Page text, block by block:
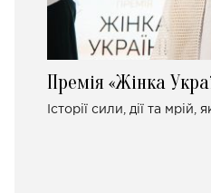
Премія «Жінка
Історії сили, дії та мрій,